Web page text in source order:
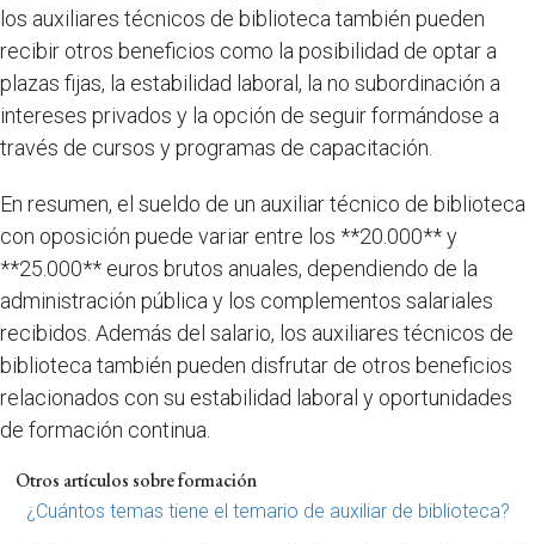
los auxiliares técnicos de biblioteca también pueden
recibir otros beneficios como la posibilidad de optar a
plazas fijas, la estabilidad laboral, la no subordinación a
intereses privados y la opción de seguir formándose a
través de cursos y programas de capacitación.
En resumen, el sueldo de un auxiliar técnico de biblioteca
con oposición puede variar entre los **20.000** y
**25.000** euros brutos anuales, dependiendo de la
administración pública y los complementos salariales
recibidos. Además del salario, los auxiliares técnicos de
biblioteca también pueden disfrutar de otros beneficios
relacionados con su estabilidad laboral y oportunidades
de formación continua.
Otros artículos sobre formación
¿Cuántos temas tiene el temario de auxiliar de biblioteca?